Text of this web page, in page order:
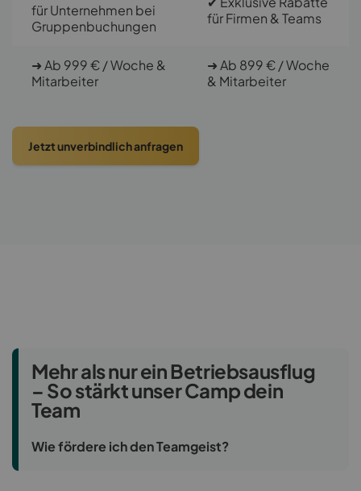
für Unternehmen bei
Gruppenbuchungen
für Firmen & Teams
➜ Ab 999 € / Woche &
Mitarbeiter
➜ Ab 899 € / Woche
& Mitarbeiter
Jetzt unverbindlich anfragen
Mehr als nur ein Betriebsausflug
– So stärkt unser Camp dein
Team
Wie fördere ich den Teamgeist?